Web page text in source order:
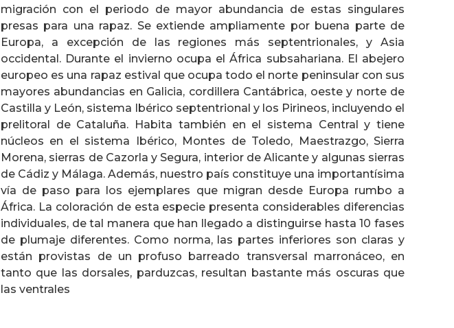
migración con el periodo de mayor abundancia de estas singulares
presas para una rapaz. Se extiende ampliamente por buena parte de
Europa, a excepción de las regiones más septentrionales, y Asia
occidental. Durante el invierno ocupa el África subsahariana. El abejero
europeo es una rapaz estival que ocupa todo el norte peninsular con sus
mayores abundancias en Galicia, cordillera Cantábrica, oeste y norte de
Castilla y León, sistema Ibérico septentrional y los Pirineos, incluyendo el
prelitoral de Cataluña. Habita también en el sistema Central y tiene
núcleos en el sistema Ibérico, Montes de Toledo, Maestrazgo, Sierra
Morena, sierras de Cazorla y Segura, interior de Alicante y algunas sierras
de Cádiz y Málaga. Además, nuestro país constituye una importantísima
vía de paso para los ejemplares que migran desde Europa rumbo a
África. La coloración de esta especie presenta considerables diferencias
individuales, de tal manera que han llegado a distinguirse hasta 10 fases
de plumaje diferentes. Como norma, las partes inferiores son claras y
están provistas de un profuso barreado transversal marronáceo, en
tanto que las dorsales, parduzcas, resultan bastante más oscuras que
las ventrales